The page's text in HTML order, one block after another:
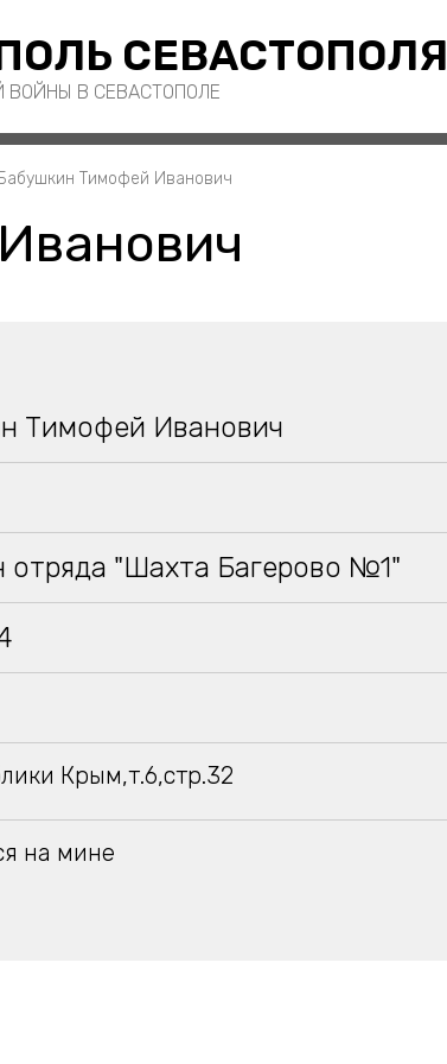
СЕВАСТОПОЛЯ
ВОЙНЫ В СЕВАСТОПОЛЕ
Бабушкин Тимофей Иванович
Тимофей Иванович
отряда "Шахта Багерово №1"
Крым,т.6,стр.32
на мине